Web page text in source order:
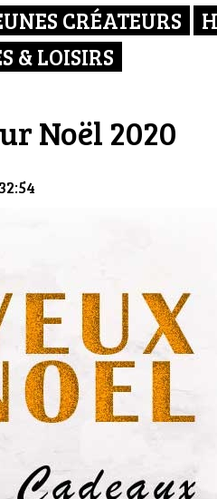
CRÉATEURS
& LOISIRS
Noël 2020